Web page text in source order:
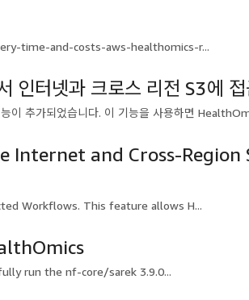
time-and-costs-aws-healthomics-r...
터넷과 크로스 리전 S3에 접
추가되었습니다. 이 기능을 사용하면
Internet and Cross-Region
Workflows. This feature allows H...
run the nf-core/sarek 3.9.0...